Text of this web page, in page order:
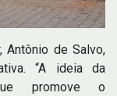
Antônio de Salvo,
“A ideia da
promove o